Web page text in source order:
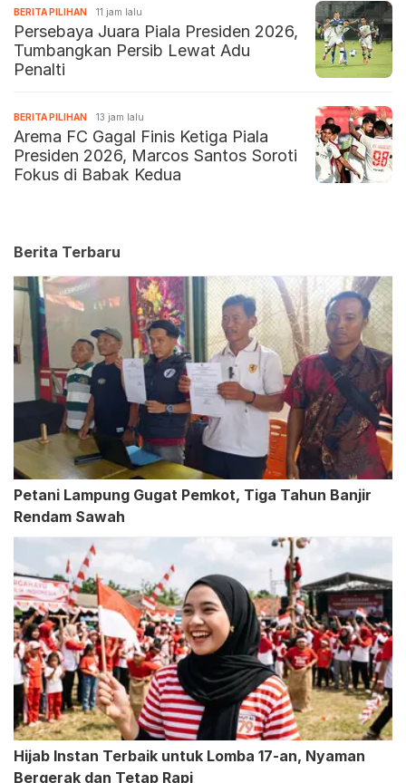
BERITA PILIHAN 11 jam lalu
Persebaya Juara Piala Presiden 2026,
Tumbangkan Persib Lewat Adu
Penalti
BERITA PILIHAN 13 jam lalu
Arema FC Gagal Finis Ketiga Piala
Presiden 2026, Marcos Santos Soroti
Fokus di Babak Kedua
Berita Terbaru
Petani Lampung Gugat Pemkot, Tiga Tahun Banjir
Rendam Sawah
Hijab Instan Terbaik untuk Lomba 17-an, Nyaman
Bergerak dan Tetap Rapi